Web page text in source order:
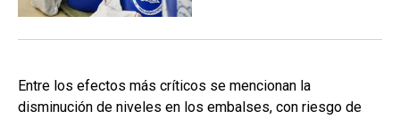
Entre los efectos más críticos se mencionan la
disminución de niveles en los embalses, con riesgo de